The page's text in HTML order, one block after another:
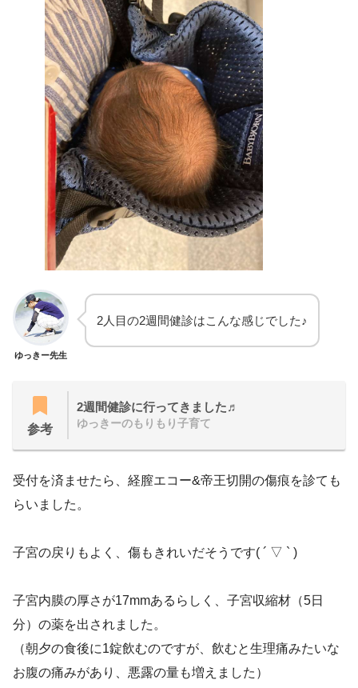
ゆっきー先生
2人目の2週間健診はこんな感じでした♪
参考
2週間健診に行ってきました♬
ゆっきーのもりもり子育て
受付を済ませたら、経膣エコー&帝王切開の傷痕を診ても
らいました。
子宮の戻りもよく、傷もきれいだそうです( ´ ▽ ` )
子宮内膜の厚さが17mmあるらしく、子宮収縮材（5日
分）の薬を出されました。
（朝夕の食後に1錠飲むのですが、飲むと生理痛みたいな
お腹の痛みがあり、悪露の量も増えました）